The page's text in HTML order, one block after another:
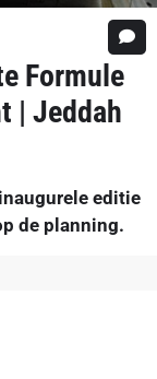
Formule
| Jeddah
editie
de planning.